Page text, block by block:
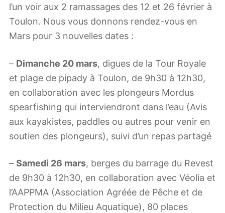
l’un voir aux 2 ramassages des 12 et 26 février à
Toulon. Nous vous donnons rendez-vous en
Mars pour 3 nouvelles dates :
– Dimanche 20 mars, digues de la Tour Royale
et plage de pipady à Toulon, de 9h30 à 12h30,
en collaboration avec les plongeurs Mordus
spearfishing qui interviendront dans l’eau (Avis
aux kayakistes, paddles ou autres pour venir en
soutien des plongeurs), suivi d’un repas partagé
– Samedi 26 mars, berges du barrage du Revest
de 9h30 à 12h30, en collaboration avec Véolia et
l’AAPPMA (Association Agréée de Pêche et de
Protection du Milieu Aquatique), 80 places